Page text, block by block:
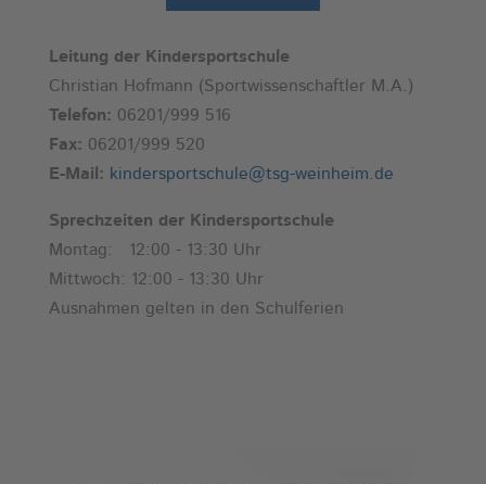
Leitung der Kindersportschule
Christian Hofmann (Sportwissenschaftler M.A.)
Telefon: 06201/999 516
Fax: 06201/999 520
E-Mail: kindersportschule@tsg-weinheim.de
Sprechzeiten der Kindersportschule
Montag: 12:00 - 13:30 Uhr
Mittwoch: 12:00 - 13:30 Uhr
Ausnahmen gelten in den Schulferien